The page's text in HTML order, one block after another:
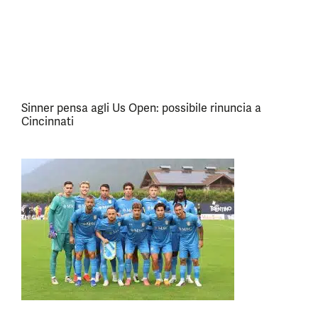
Sinner pensa agli Us Open: possibile rinuncia a
Cincinnati